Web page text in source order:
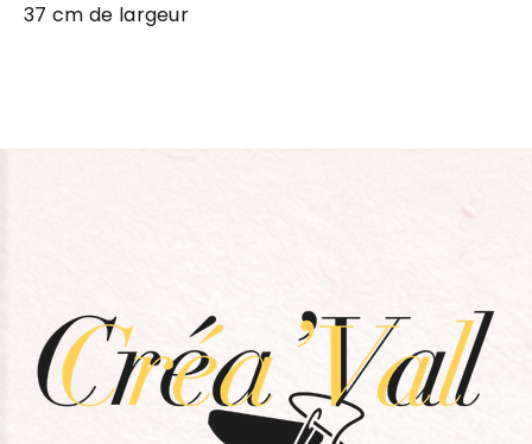
37 cm de largeur